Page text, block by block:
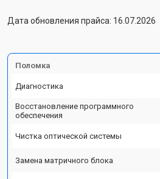
Дата обновления прайса: 16.07.2026
Поломка
Диагностика
Восстановление программного
обеспечения
Чистка оптической системы
Замена матричного блока